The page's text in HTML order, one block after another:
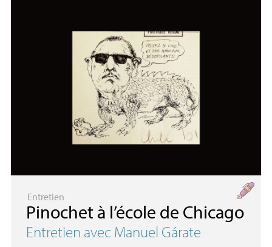
Entretien
Pinochet à l’école de Chicago
Entretien avec Manuel Gárate